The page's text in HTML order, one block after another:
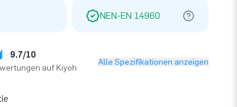
NEN-EN 14960
9.7/10
auf Kiyoh
Alle Spezifikationen anzeigen